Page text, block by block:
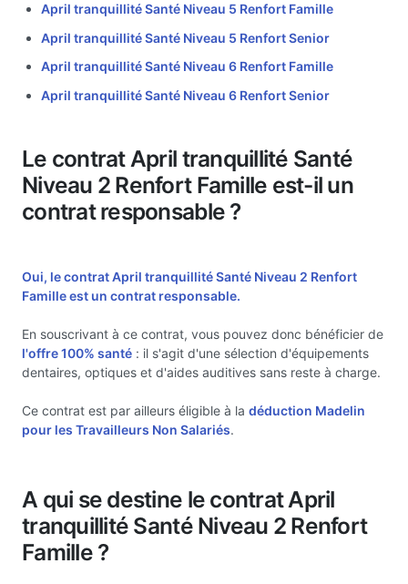
April tranquillité Santé Niveau 5 Renfort Famille
April tranquillité Santé Niveau 5 Renfort Senior
April tranquillité Santé Niveau 6 Renfort Famille
April tranquillité Santé Niveau 6 Renfort Senior
Le contrat April tranquillité Santé
Niveau 2 Renfort Famille est-il un
contrat responsable ?
Oui, le contrat April tranquillité Santé Niveau 2 Renfort
Famille est un contrat responsable.
En souscrivant à ce contrat, vous pouvez donc bénéficier de
l'offre 100% santé : il s'agit d'une sélection d'équipements
dentaires, optiques et d'aides auditives sans reste à charge.
Ce contrat est par ailleurs éligible à la déduction Madelin
pour les Travailleurs Non Salariés.
A qui se destine le contrat April
tranquillité Santé Niveau 2 Renfort
Famille ?